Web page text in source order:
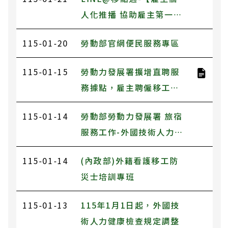
人化推播 協助雇主第一時
間掌握移工資訊】
115-01-20
勞動部官網便民服務專區
115-01-15
勞動力發展署擴增直聘服
務據點，雇主聘僱移工自
辦更便利
115-01-14
勞動部勞動力發展署 旅宿
服務工作-外國技術人力申
請流程說明會
115-01-14
(內政部)外籍看護移工防
災士培訓專班
115-01-13
115年1月1日起，外國技
術人力健康檢查規定調整